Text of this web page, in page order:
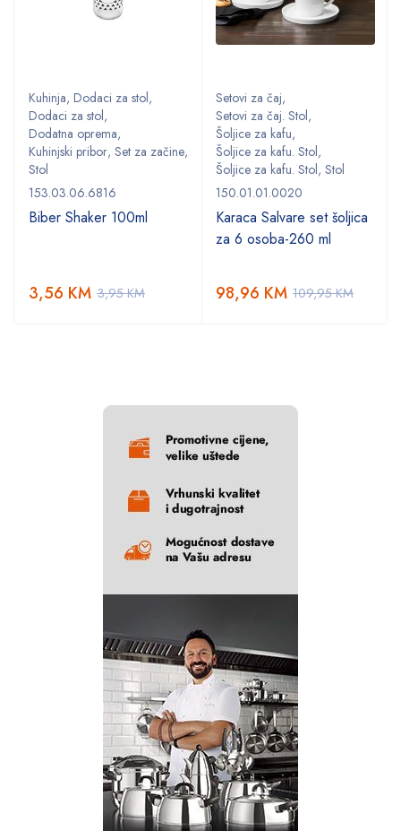
Kuhinja, Dodaci za stol,
Dodaci za stol,
Dodatna oprema,
Kuhinjski pribor, Set za začine,
Stol
153.03.06.6816
Biber Shaker 100ml
3,95KM
3,56 KM
Setovi za čaj,
Setovi za čaj. Stol,
Šoljice za kafu,
Šoljice za kafu. Stol,
Šoljice za kafu. Stol, Stol
150.01.01.0020
Karaca Salvare set šoljica
za 6 osoba-260 ml
109,95KM
98,96 KM